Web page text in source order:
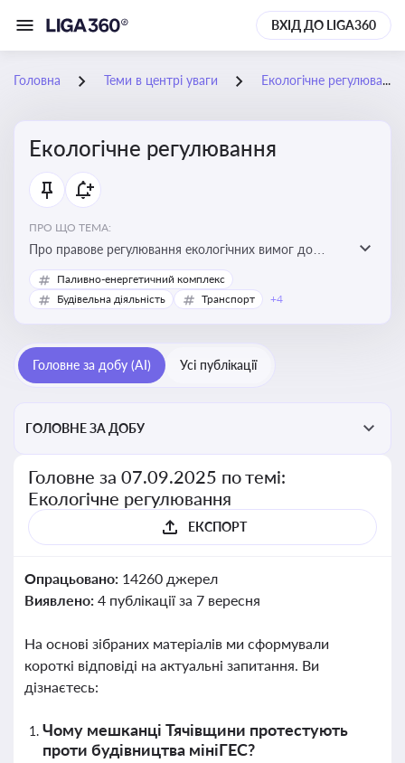
ВХІД ДО LIGA360
Головна Теми в центрі уваги Екологічне регулювання
Екологічне регулювання
ПРО ЩО ТЕМА:
Про правове регулювання екологічних вимог до
виробництв, включно з дозволами, перевірками,
стандартами викидів і гармонізацією з
Паливно-енергетичний комплекс
Будівельна діяльність
Транспорт +4
Головне за добу (AI) Усі публікації
ГОЛОВНЕ ЗА ДОБУ
Головне за 07.09.2025 по темі:
Екологічне регулювання
ЕКСПОРТ
Опрацьовано: 14260 джерел
Виявлено: 4 публікації за 7 вересня
На основі зібраних матеріалів ми сформували
короткі відповіді на актуальні запитання. Ви
дізнаєтесь:
Чому мешканці Тячівщини протестують
проти будівництва мініГЕС?